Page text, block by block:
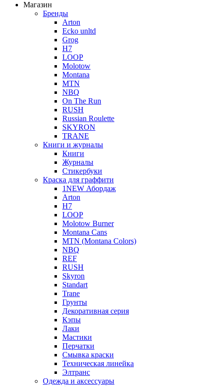
Магазин
Бренды
Arton
Ecko unltd
Grog
H7
LOOP
Molotow
Montana
MTN
NBQ
On The Run
RUSH
Russian Roulette
SKYRON
TRANE
Книги и журналы
Книги
Журналы
Стикербуки
Краска для граффити
1NEW Абордаж
Arton
H7
LOOP
Molotow Burner
Montana Cans
MTN (Montana Colors)
NBQ
REF
RUSH
Skyron
Standart
Trane
Грунты
Декоративная серия
Кэпы
Лаки
Мастики
Перчатки
Смывка краски
Техническая линейка
Элтранс
Одежда и аксессуары